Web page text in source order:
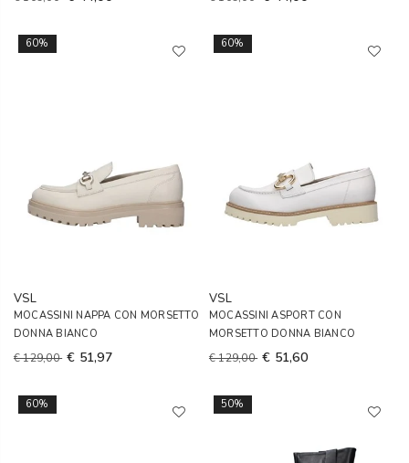
60%
VSL
MOCASSINI NAPPA CON MORSETTO
DONNA BIANCO
€ 129,00 € 51,97
60%
VSL
MOCASSINI ASPORT CON
MORSETTO DONNA BIANCO
€ 129,00 € 51,60
60% 50%